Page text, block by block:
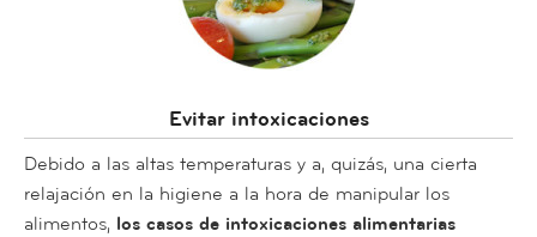
Evitar intoxicaciones
Debido a las altas temperaturas y a, quizás, una cierta
relajación en la higiene a la hora de manipular los
alimentos, los casos de intoxicaciones alimentarias